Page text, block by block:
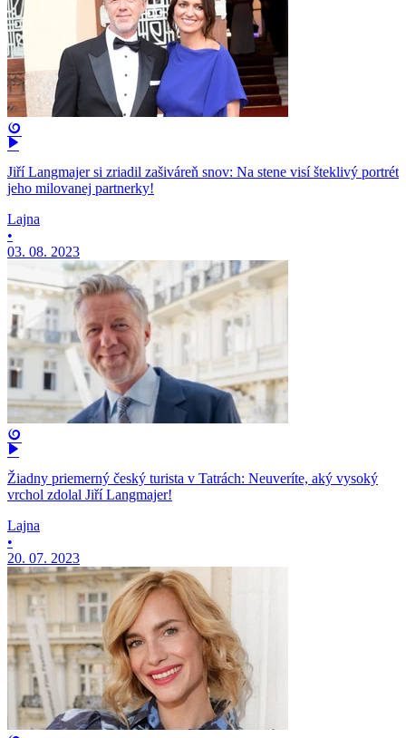
Jiří Langmajer si zriadil zašiváreň snov: Na stene visí šteklivý portrét
jeho milovanej partnerky!
Lajna
•
03. 08. 2023
Žiadny priemerný český turista v Tatrách: Neuveríte, aký vysoký
vrchol zdolal Jiří Langmajer!
Lajna
•
20. 07. 2023